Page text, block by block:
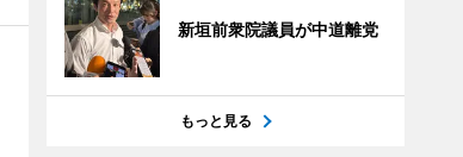
新垣前衆院議員が中道離党
もっと見る